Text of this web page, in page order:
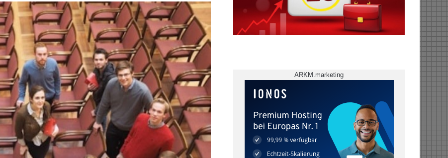
ARKM.marketing